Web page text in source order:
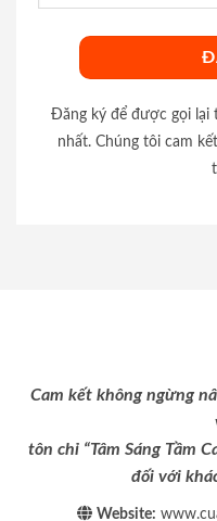
Đăng ký để được gọi lại
nhất. Chúng tôi cam
Cam kết không ngừng
tôn chỉ “Tâm Sáng Tầm
đối với
Website: